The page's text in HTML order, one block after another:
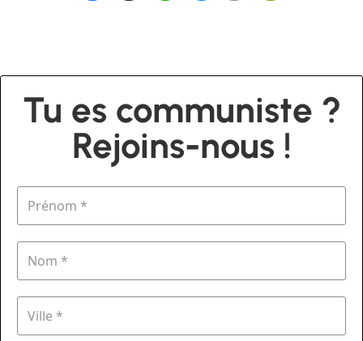
Tu es communiste ?
Rejoins-nous !